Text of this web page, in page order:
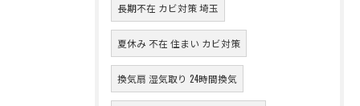
長期不在 カビ対策 埼玉
夏休み 不在 住まい カビ対策
換気扇 湿気取り 24時間換気